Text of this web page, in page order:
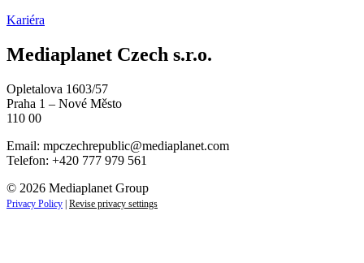
Kariéra
Mediaplanet Czech s.r.o.
Opletalova 1603/57
Praha 1 – Nové Město
110 00
Email: mpczechrepublic@mediaplanet.com
Telefon: +420 777 979 561
© 2026 Mediaplanet Group
Privacy Policy | Revise privacy settings